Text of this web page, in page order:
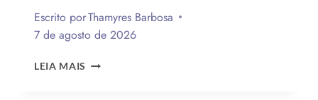
Escrito porThamyres Barbosa
7 de agosto de 2026
LEIA MAIS QUAL